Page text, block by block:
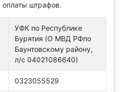
штрафов.
УФК по Республике
Бурятия (О МВД РФпо
Баунтовскому району,
л/с 04021086640)
0323055529